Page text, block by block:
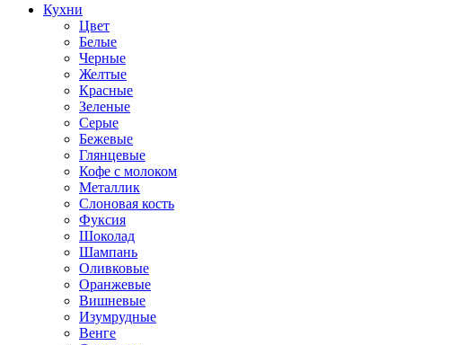
Кухни
Цвет
Белые
Черные
Желтые
Красные
Зеленые
Серые
Бежевые
Глянцевые
Кофе с молоком
Металлик
Слоновая кость
Фуксия
Шоколад
Шампань
Оливковые
Оранжевые
Вишневые
Изумрудные
Венге